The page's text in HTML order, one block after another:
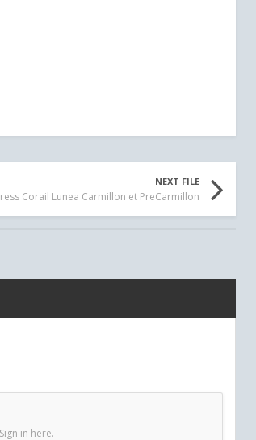
NEXT FILE
Corail Lunea Carmillon et PreCarmillon
in here.